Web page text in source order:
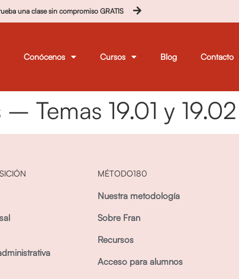
una clase sin compromiso GRATIS
Conócenos Cursos Blog Contacto
Temas 19.01 y 19.02
MÉTODO180
Nuestra metodología
Sobre Fran
Recursos
Acceso para alumnos